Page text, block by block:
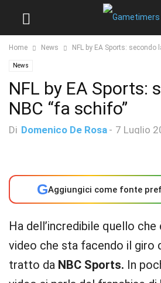
Home News NFL by EA Sports: secondo
News
NFL by EA Sports:
NBC “fa schifo”
Di Domenico De Rosa - 7 Luglio
GAggiungici come fonte
Ha dell’incredibile quello che
video che sta facendo il giro
tratto da NBC Sports. In